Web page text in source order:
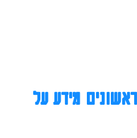
מידע על